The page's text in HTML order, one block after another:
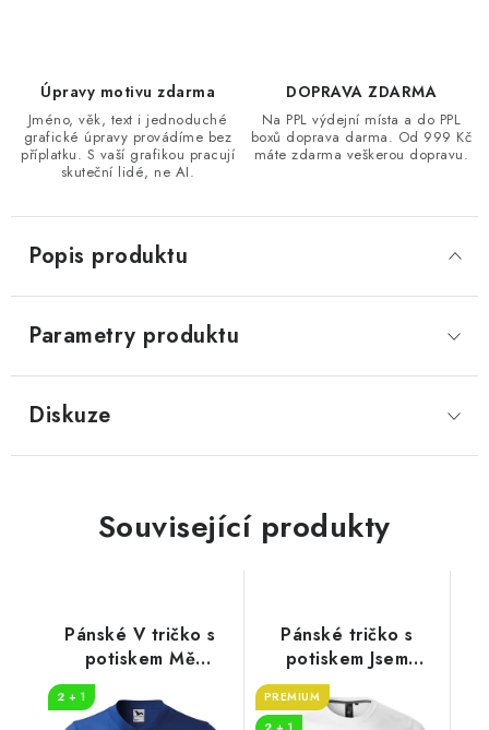
Úpravy motivu zdarma
Jméno, věk, text i jednoduché
grafické úpravy provádíme bez
příplatku. S vaší grafikou pracují
skuteční lidé, ne AI.
DOPRAVA ZDARMA
Na PPL výdejní místa a do PPL
boxů doprava darma. Od 999 Kč
máte zdarma veškerou dopravu.
Popis produktu
Parametry produktu
Diskuze
Související produkty
Pánské V tričko s
potiskem Mě
2 + 1
Pánské tričko s
potiskem Jsem
nejlepší táta
PREMIUM